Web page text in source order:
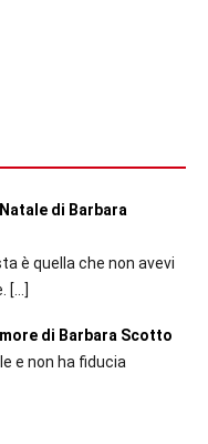
di Barbara
è quella che non avevi
[…]
di Barbara Scotto
e non ha fiducia